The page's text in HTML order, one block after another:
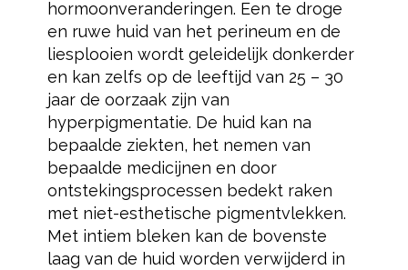
hormoonveranderingen. Een te droge
en ruwe huid van het perineum en de
liesplooien wordt geleidelijk donkerder
en kan zelfs op de leeftijd van 25 – 30
jaar de oorzaak zijn van
hyperpigmentatie. De huid kan na
bepaalde ziekten, het nemen van
bepaalde medicijnen en door
ontstekingsprocessen bedekt raken
met niet-esthetische pigmentvlekken.
Met intiem bleken kan de bovenste
laag van de huid worden verwijderd in